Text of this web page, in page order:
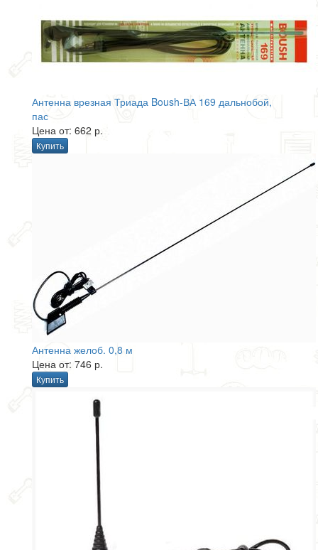
Антенна врезная Триада Boush-ВА 169 дальнобой,
пас
Цена от: 662 р.
Купить
Антенна желоб. 0,8 м
Цена от: 746 р.
Купить